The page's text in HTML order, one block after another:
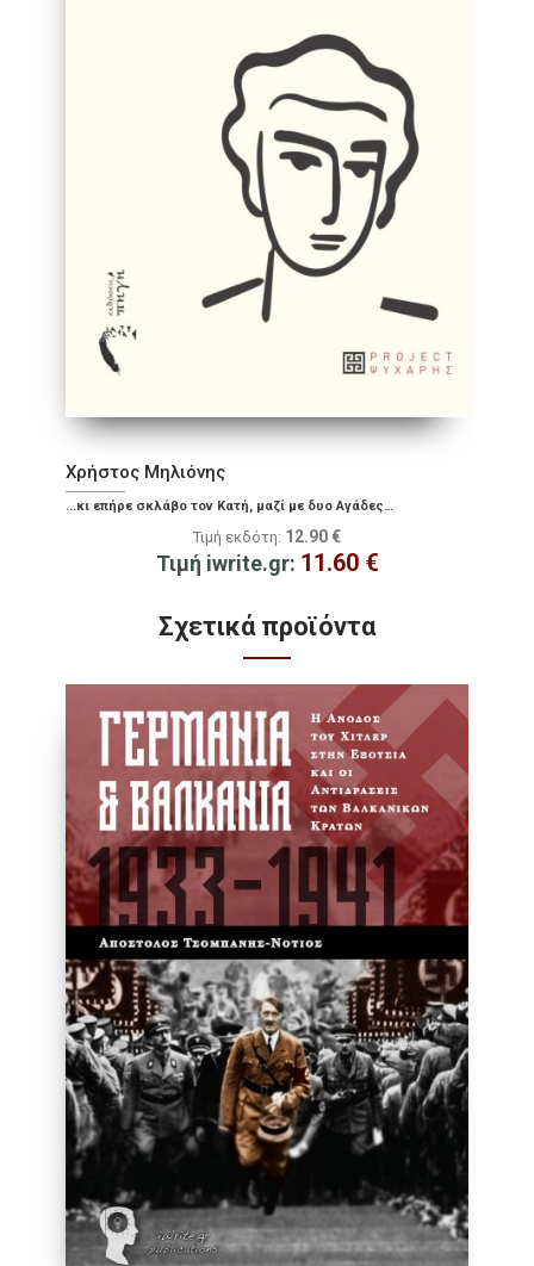
Χρήστος Μηλιόνης
...κι επήρε σκλάβο τον Κατή, µαζί µε δυο Αγάδες…
Τιμή εκδότη: 12.90 €
Τιμή iwrite.gr: 11.60 €
Σχετικά προϊόντα